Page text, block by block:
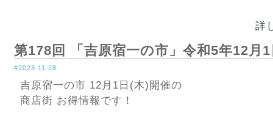
詳
第178回 「吉原宿一の市」令和5年12月
#2023.11.28
吉原宿一の市 12月1日(木)開催の
商店街 お得情報です！